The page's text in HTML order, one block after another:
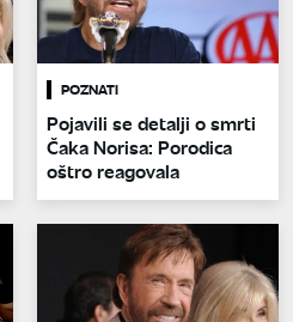
POZNATI
Pojavili se detalji o smrti
Čaka Norisa: Porodica
oštro reagovala